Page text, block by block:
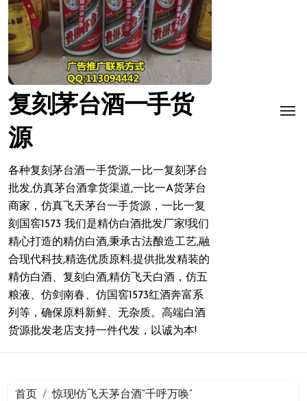
复刻茅台酒一手货
源
各种复刻茅台酒一手货源,一比一复刻茅台
批发,仿真茅台酒拿货渠道,一比一A货茅台
商家，仿真飞天茅台一手货源，一比一复
刻国窖1573 我们是精仿白酒批发厂家!我们
精心打造的精仿白酒,秉承古法酿造工艺,融
合现代科技,精选优质原料;提供批发精装的
精仿白酒、复刻白酒,精仿飞天白酒，仿五
粮液、仿剑南春、仿国窖1573红酒奔富系
列等，确保原料新鲜、无杂质。高端白酒
货源批发老店支持一件代发，以诚为本!
首页 惊现!仿飞天茅台酒“千呼万唤”